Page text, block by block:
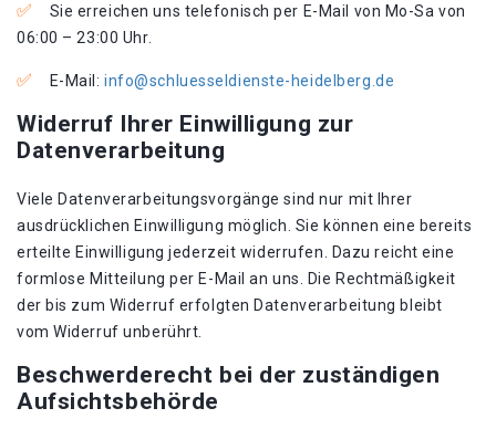
Sie erreichen uns telefonisch per E-Mail von Mo-Sa von
06:00 – 23:00 Uhr.
E-Mail:info@schluesseldienste-heidelberg.de
Widerruf Ihrer Einwilligung zur
Datenverarbeitung
Viele Datenverarbeitungsvorgänge sind nur mit Ihrer
ausdrücklichen Einwilligung möglich. Sie können eine bereits
erteilte Einwilligung jederzeit widerrufen. Dazu reicht eine
formlose Mitteilung per E-Mail an uns. Die Rechtmäßigkeit
der bis zum Widerruf erfolgten Datenverarbeitung bleibt
vom Widerruf unberührt.
Beschwerderecht bei der zuständigen
Aufsichtsbehörde